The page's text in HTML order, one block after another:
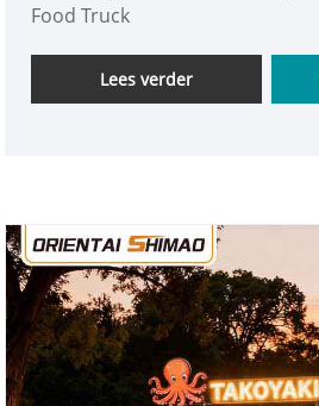
Food Truck
Lees verder